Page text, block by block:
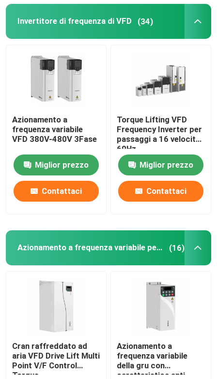
Invertitore di frequenza di VFD (34)
Azionamento a
frequenza variabile
VFD 380V-480V 3Fase
Miglior prezzo
Contattaci
Torque Lifting VFD
Frequency Inverter per
passaggi a 16 velocità
60Hz
Miglior prezzo
Contattaci
Azionamento a frequenza variabile per gru (16)
Cran raffreddato ad
aria VFD Drive Lift Multi
Point V/F Control
Torque
Azionamento a
frequenza variabile
della gru con
caratteristica anti-